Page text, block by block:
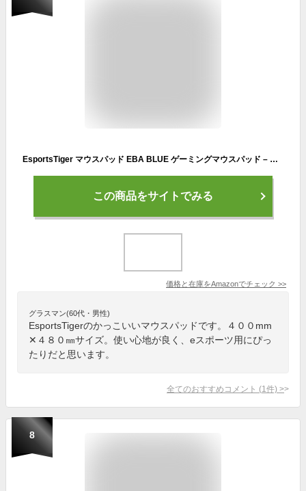
EsportsTiger マウスパッド EBA BLUE ゲーミングマウスパッド – ステッチエッジ ゴムベース コントロールに最適化 Lサイズ 縦 400mm x 横 480mm【国内正規代理店保証品】
この商品をサイトでみる
価格と在庫をAmazonでチェック >>
グラスマン(60代・男性)
EsportsTigerのかっこいいマウスパッドです。４００mm
✕４８０㎜サイズ。使い心地が良く、eスポーツ用にぴっ
たりだと思います。
全てのおすすめコメント (1 件) >
8